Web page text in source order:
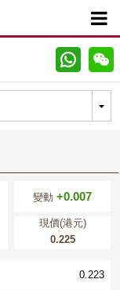

變動+0.007
現價(港元)
0.225
0.223